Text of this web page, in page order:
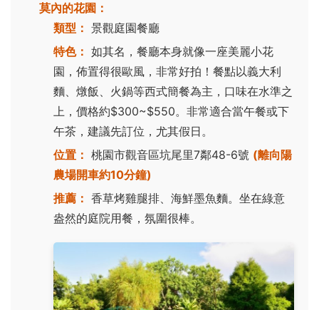
莫內的花園：
類型： 景觀庭園餐廳
特色： 如其名，餐廳本身就像一座美麗小花
園，佈置得很歐風，非常好拍！餐點以義大利
麵、燉飯、火鍋等西式簡餐為主，口味在水準之
上，價格約$300~$550。非常適合當午餐或下
午茶，建議先訂位，尤其假日。
位置： 桃園市觀音區坑尾里7鄰48-6號 (離向陽
農場開車約10分鐘)
推薦： 香草烤雞腿排、海鮮墨魚麵。坐在綠意
盎然的庭院用餐，氛圍很棒。